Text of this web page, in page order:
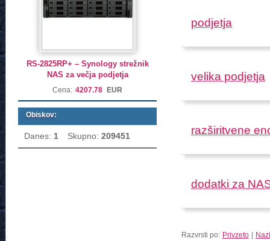
RS-2825RP+ – Synology strežnik
NAS za večja podjetja
Cena: 4207.78 EUR
Obiskov:
Danes: 1 Skupno: 209451
podjetja
velika podjetja
razširitvene
dodatki za
Razvrsti po: Privzeto